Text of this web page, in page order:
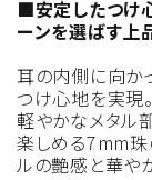
■安定したつけ
ーンを選ばす上
耳の内側に向か
つけ心地を実現。
軽やかなメタル
楽しめる7mm珠
ルの艶感と華や